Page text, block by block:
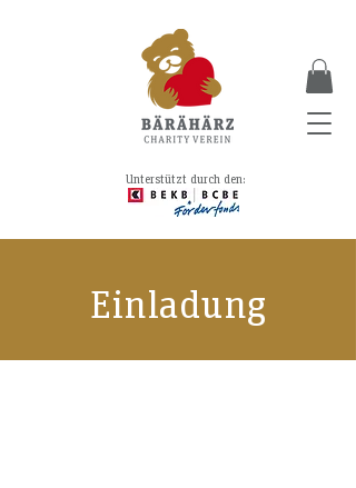
Unterstützt durch den:
Einladung